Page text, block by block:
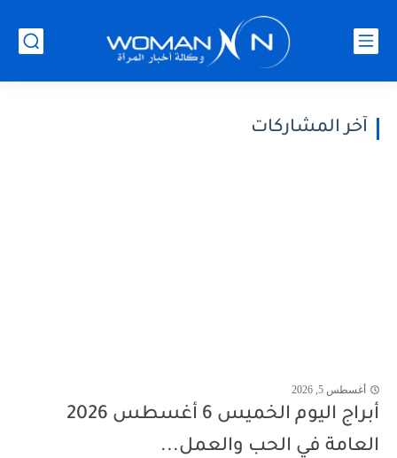
آخر المشاركات
أغسطس 5, 2026
أبراج اليوم الخميس 6 أغسطس 2026
العامة في الحب والعمل...